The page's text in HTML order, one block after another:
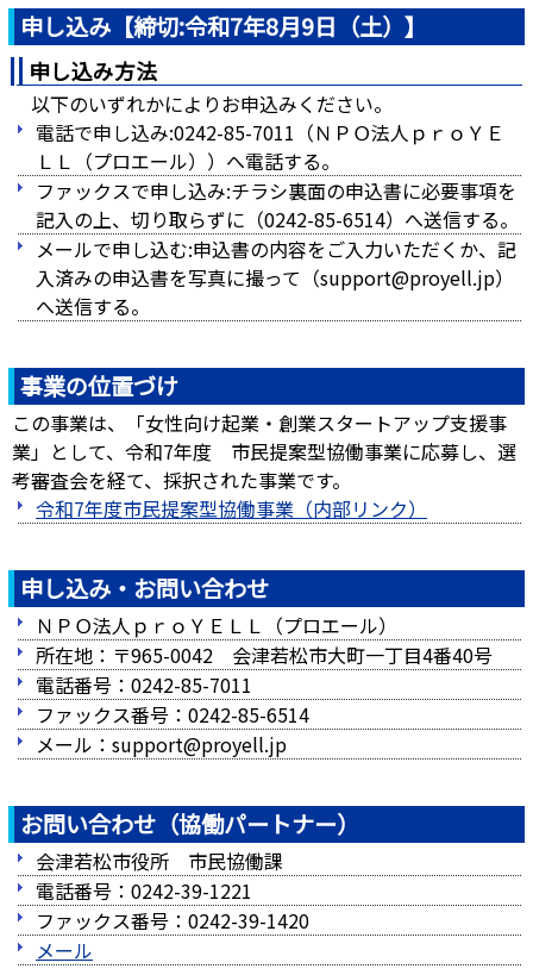
申し込み【締切:令和7年8月9日（土）】
申し込み方法
以下のいずれかによりお申込みください。
電話で申し込み:0242-85-7011（ＮＰＯ法人ｐｒｏＹＥ
ＬＬ（プロエール））へ電話する。
ファックスで申し込み:チラシ裏面の申込書に必要事項を
記入の上、切り取らずに（0242-85-6514）へ送信する。
メールで申し込む:申込書の内容をご入力いただくか、記
入済みの申込書を写真に撮って（support@proyell.jp）
へ送信する。
事業の位置づけ
この事業は、「女性向け起業・創業スタートアップ支援事
業」として、令和7年度 市民提案型協働事業に応募し、選
考審査会を経て、採択された事業です。
令和7年度市民提案型協働事業 （内部リンク）
申し込み・お問い合わせ
ＮＰＯ法人ｐｒｏＹＥＬＬ（プロエール）
所在地：〒965-0042 会津若松市大町一丁目4番40号
電話番号：0242-85-7011
ファックス番号：0242-85-6514
メール：support@proyell.jp
お問い合わせ（協働パートナー）
会津若松市役所 市民協働課
電話番号：0242-39-1221
ファックス番号：0242-39-1420
メール